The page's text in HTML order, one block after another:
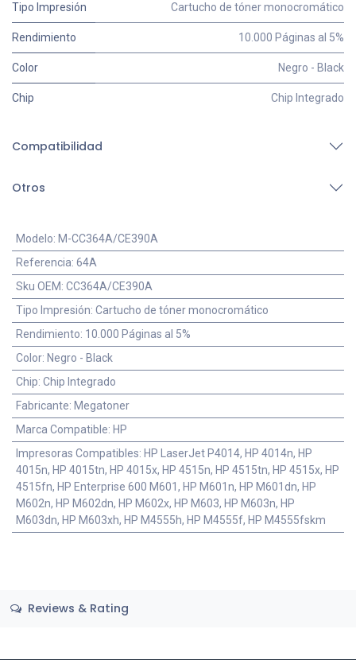
Tipo Impresión Cartucho de tóner monocromático
Rendimiento 10.000 Páginas al 5%
Color Negro - Black
Chip Chip Integrado
Compatibilidad
Otros
Modelo: M-CC364A/CE390A
Referencia: 64A
Sku OEM: CC364A/CE390A
Tipo Impresión: Cartucho de tóner monocromático
Rendimiento: 10.000 Páginas al 5%
Color: Negro - Black
Chip: Chip Integrado
Fabricante: Megatoner
Marca Compatible: HP
Impresoras Compatibles: HP LaserJet P4014, HP 4014n, HP
4015n, HP 4015tn, HP 4015x, HP 4515n, HP 4515tn, HP 4515x, HP
4515fn, HP Enterprise 600 M601, HP M601n, HP M601dn, HP
M602n, HP M602dn, HP M602x, HP M603, HP M603n, HP
M603dn, HP M603xh, HP M4555h, HP M4555f, HP M4555fskm
Reviews & Rating